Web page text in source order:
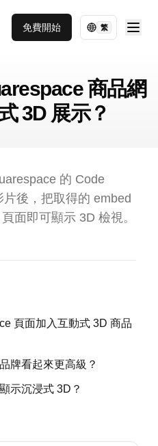
免費開始 繁
商品網
3D 展示？
的 Code
後，把取得的 embed
面即可顯示 3D 檢視。
頁面加入互動式 3D 商品
牌看起來更高級？
示沉浸式 3D？